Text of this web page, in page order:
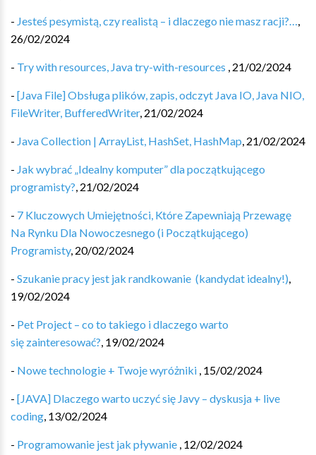
- Jesteś pesymistą, czy realistą – i dlaczego nie masz racji?…,
26/02/2024
- Try with resources, Java try-with-resources ‍ , 21/02/2024
- [Java File] Obsługa plików, zapis, odczyt Java IO, Java NIO,
FileWriter, BufferedWriter, 21/02/2024
- Java Collection | ArrayList, HashSet, HashMap, 21/02/2024
- Jak wybrać „Idealny komputer” dla początkującego
programisty?, 21/02/2024
- 7 Kluczowych Umiejętności, Które Zapewniają Przewagę
Na Rynku Dla Nowoczesnego (i Początkującego)
Programisty, 20/02/2024
- Szukanie pracy jest jak randkowanie ‍️‍ (kandydat idealny!),
19/02/2024
- Pet Project – co to takiego i dlaczego warto
się zainteresować?, 19/02/2024
- Nowe technologie + Twoje wyróżniki , 15/02/2024
- [JAVA] Dlaczego warto uczyć się Javy – dyskusja + live
coding, 13/02/2024
- Programowanie jest jak pływanie , 12/02/2024